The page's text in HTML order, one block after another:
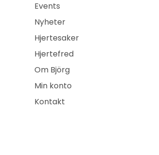
Events
Nyheter
Hjertesaker
Hjertefred
Om Björg
Min konto
Kontakt